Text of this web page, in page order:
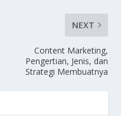
NEXT
Content Marketing,
Pengertian, Jenis, dan
Strategi Membuatnya